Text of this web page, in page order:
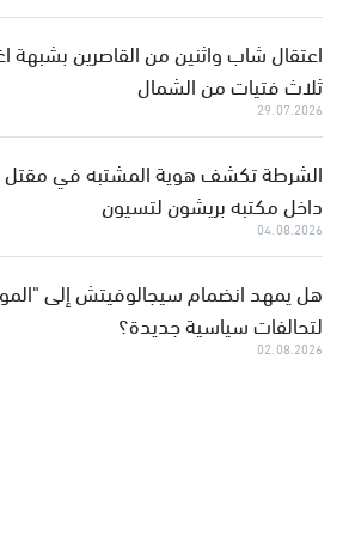
اعتقال شاب واثنين من القاصرين بشبهة
ثلاث فتيات من الشمال
29.07.2026
الشرطة تكشف هوية المشتبه في
داخل مكتبه بريشون لتسيون
04.08.2026
هل يمهد انضمام سيجالوفيتش إلى
لتحالفات سياسية جديدة؟
02.08.2026